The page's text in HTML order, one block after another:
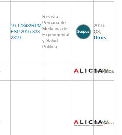
10.17843/RPM
ESP.2016.333.
2319
Revista
Peruana de
Medicina de
Experimental
y Salud
Publica
2016:
Q3,
Otros
No Aplica
No Aplica